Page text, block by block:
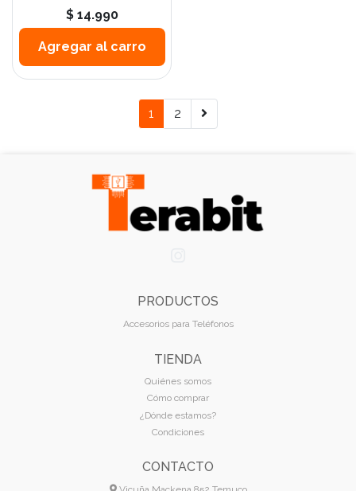
$ 14.990
Agregar al carro
1 2
PRODUCTOS
Accesorios para Teléfonos
TIENDA
Quiénes somos
Cómo comprar
¿Dónde estamos?
Condiciones
CONTACTO